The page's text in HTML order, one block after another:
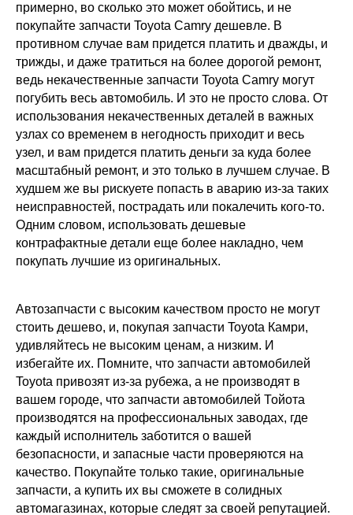
примерно, во сколько это может обойтись, и не
покупайте запчасти Toyota Сamry дешевле. В
противном случае вам придется платить и дважды, и
трижды, и даже тратиться на более дорогой ремонт,
ведь некачественные запчасти Toyota Сamry могут
погубить весь автомобиль. И это не просто слова. От
использования некачественных деталей в важных
узлах со временем в негодность приходит и весь
узел, и вам придется платить деньги за куда более
масштабный ремонт, и это только в лучшем случае. В
худшем же вы рискуете попасть в аварию из-за таких
неисправностей, пострадать или покалечить кого-то.
Одним словом, использовать дешевые
контрафактные детали еще более накладно, чем
покупать лучшие из оригинальных.
Автозапчасти с высоким качеством просто не могут
стоить дешево, и, покупая запчасти Toyota Камри,
удивляйтесь не высоким ценам, а низким. И
избегайте их. Помните, что запчасти автомобилей
Toyota привозят из-за рубежа, а не производят в
вашем городе, что запчасти автомобилей Тойота
производятся на профессиональных заводах, где
каждый исполнитель заботится о вашей
безопасности, и запасные части проверяются на
качество. Покупайте только такие, оригинальные
запчасти, а купить их вы сможете в солидных
автомагазинах, которые следят за своей репутацией.